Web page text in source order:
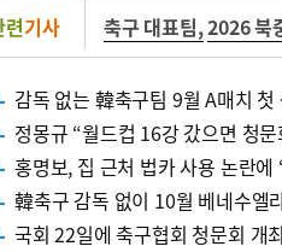
련기사 축구 대표팀,2026 북
감독 없는 韓축구팀 9월 A매치
정몽규 “월드컵 16강 갔으면 청
홍명보, 집 근처 법카 사용 논란
韓축구 감독 없이 10월 베네수엘
국회 22일에 축구협회 청문회 개